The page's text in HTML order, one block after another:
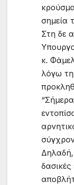
σημεία
Στη δε
κ.
λόγω
Δηλαδή,